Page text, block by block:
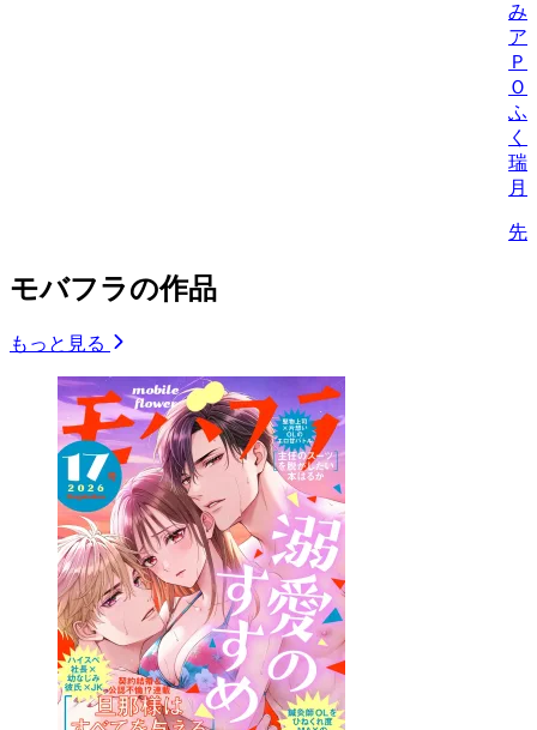
み
ア
Ｐ
Ｏ
ふ
く
瑞
先
モバフラの作品
もっと見る